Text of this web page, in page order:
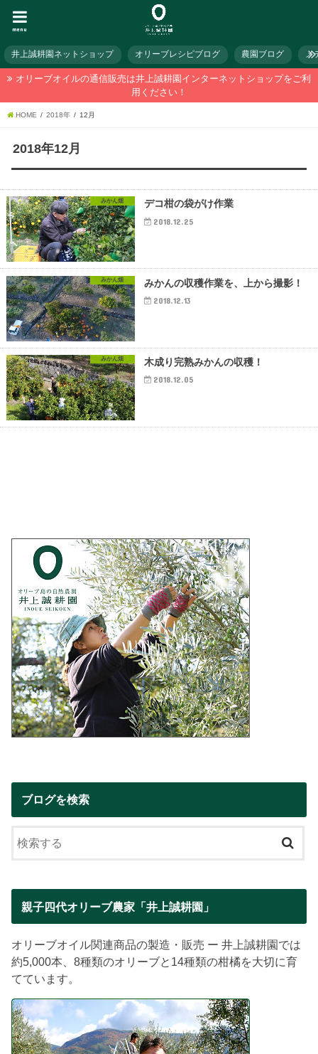
menu
井上誠耕園ネットショップ オリーブレシピブログ 農園ブログ メ
オリーブオイルの通信販売は井上誠耕園インターネットショップをご利
用ください！
HOME 2018年 12月
2018年12月
みかん畑 デコ柑の袋がけ作業
2018.12.25
みかん畑 みかんの収穫作業を、上から撮影！
2018.12.13
みかん畑 木成り完熟みかんの収穫！
2018.12.05
ブログを検索
親子四代オリーブ農家「井上誠耕園」
オリーブオイル関連商品の製造・販売 ー 井上誠耕園では
約5,000本、8種類のオリーブと14種類の柑橘を大切に育
てています。